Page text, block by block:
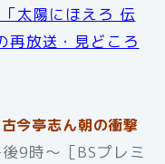
太陽にほえろ 伝
再放送・見どころ
今亭志ん朝の衝撃
9時〜［BSプレミ